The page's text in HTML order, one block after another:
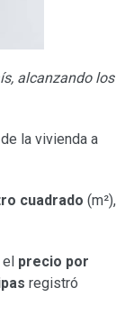
alcanzando los
la vivienda a
cuadrado (m²),
precio por
registró